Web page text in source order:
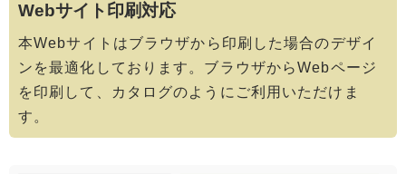
Webサイト印刷対応
本Webサイトはブラウザから印刷した場合のデザイ
ンを最適化しております。ブラウザからWebページ
を印刷して、カタログのようにご利用いただけま
す。